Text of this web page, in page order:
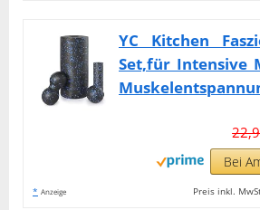
YC Kitchen
Set,für Intensive
Bei
* Anzeige Preis inkl.